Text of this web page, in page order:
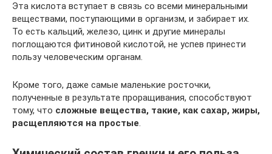
Эта кислота вступает в связь со всеми минеральными
веществами, поступающими в организм, и забирает их.
То есть кальций, железо, цинк и другие минералы
поглощаются фитиновой кислотой, не успев принести
пользу человеческим органам.
Кроме того, даже самые маленькие росточки,
полученные в результате проращивания, способствуют
тому, что сложные вещества, такие, как сахар, жиры,
расщепляются на простые.